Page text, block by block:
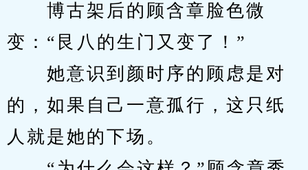
博古架后的顾含章脸色微
变：“艮八的生门又变了！”
她意识到颜时序的顾虑是对
的，如果自己一意孤行，这只纸
人就是她的下场。